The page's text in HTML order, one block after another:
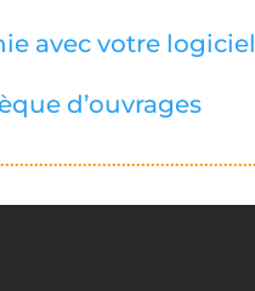
avec votre logiciel
d’ouvrages